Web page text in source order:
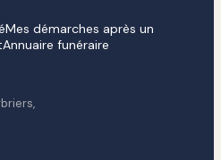
Mes démarches après un
Annuaire funéraire